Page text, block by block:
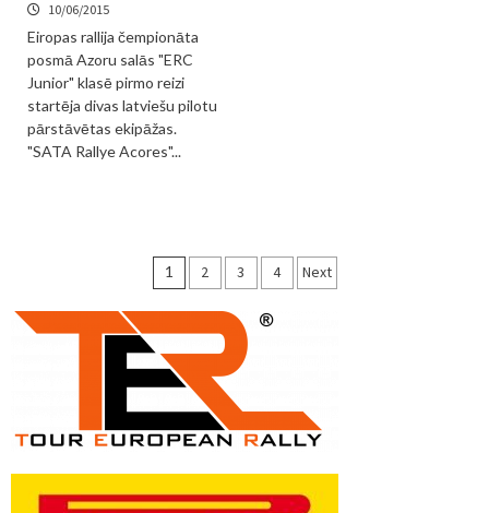
10/06/2015
Eiropas rallija čempionāta
posmā Azoru salās "ERC
Junior" klasē pirmo reizi
startēja divas latviešu pilotu
pārstāvētas ekipāžas.
"SATA Rallye Acores"...
Ziņu
numerācija
pēc
lappusēm
1 2 3 4 Next